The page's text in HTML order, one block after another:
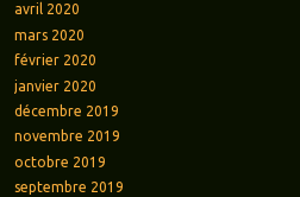
avril 2020
mars 2020
février 2020
janvier 2020
décembre 2019
novembre 2019
octobre 2019
septembre 2019